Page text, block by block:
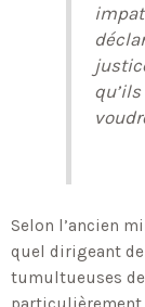
Selon l’ancien
quel dirigeant
tumultueuses de